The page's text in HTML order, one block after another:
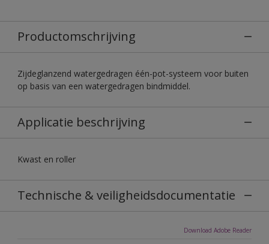
Productomschrijving
Zijdeglanzend watergedragen één-pot-systeem voor buiten
op basis van een watergedragen bindmiddel.
Applicatie beschrijving
Kwast en roller
Technische & veiligheidsdocumentatie
Download Adobe Reader